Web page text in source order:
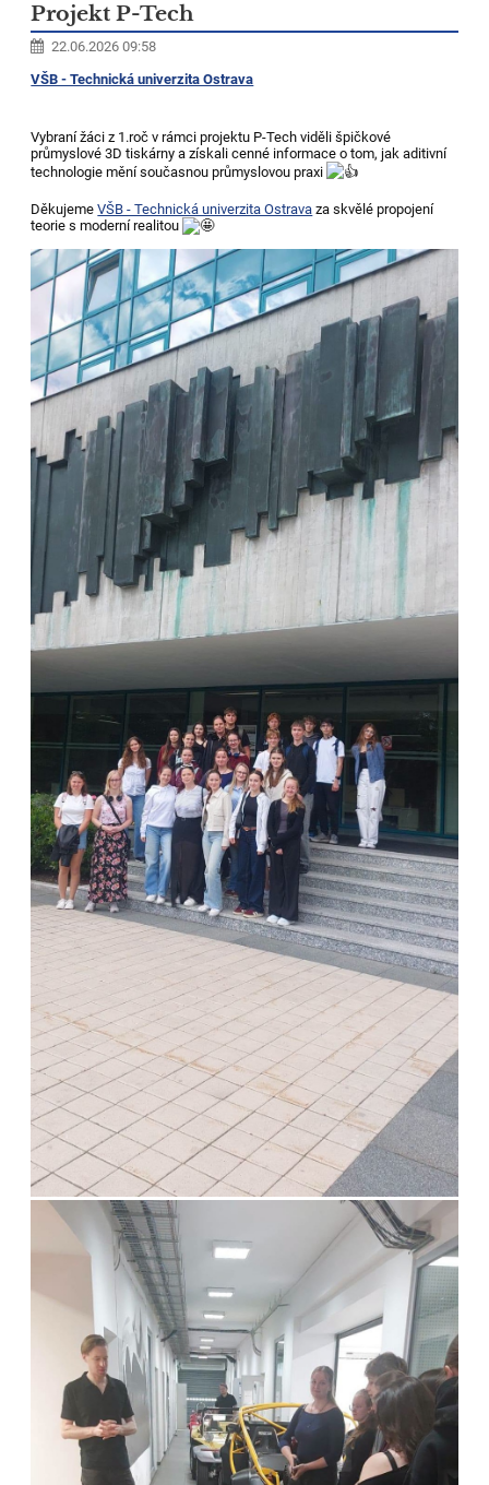
Projekt P-Tech
22.06.2026 09:58
VŠB - Technická univerzita Ostrava
Vybraní žáci z 1.roč v rámci projektu P-Tech viděli špičkové
průmyslové 3D tiskárny a získali cenné informace o tom, jak aditivní
technologie mění současnou průmyslovou praxi
DěkujemeVŠB - Technická univerzita Ostrava za skvělé propojení
teorie s moderní realitou